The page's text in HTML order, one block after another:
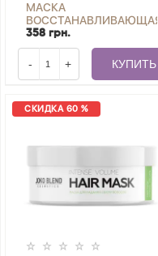
МАСКА
ВОССТАНАВЛИВАЮЩАЯ
ДЛЯ ПОВРЕЖДЕННЫХ
ВОЛОС MIRACLE
THERAPY JOKO BLEND
358 грн.
- + КУПИТЬ
СКИДКА 60 %